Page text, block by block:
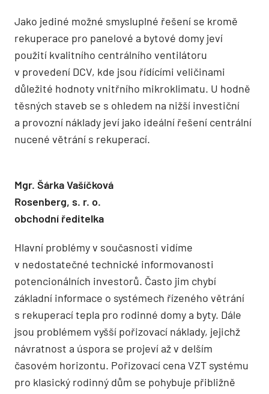
Jako jediné možné smysluplné řešení se kromě
rekuperace pro panelové a bytové domy jeví
použití kvalitního centrálního ventilátoru
v provedení DCV, kde jsou řídícími veličinami
důležité hodnoty vnitřního mikroklimatu. U hodně
těsných staveb se s ohledem na nižší investiční
a provozní náklady jeví jako ideální řešení centrální
nucené větrání s rekuperací.
Mgr. Šárka Vašíčková
Rosenberg, s. r. o.
obchodní ředitelka
Hlavní problémy v současnosti vidíme
v nedostatečné technické informovanosti
potencionálních investorů. Často jim chybí
základní informace o systémech řízeného větrání
s rekuperací tepla pro rodinné domy a byty. Dále
jsou problémem vyšší pořizovací nákla­dy, jejichž
návratnost a úspora se projeví až v delším
časovém horizontu. Pořizovací cena VZT systému
pro klasický rodinný dům se pohybuje přibližně